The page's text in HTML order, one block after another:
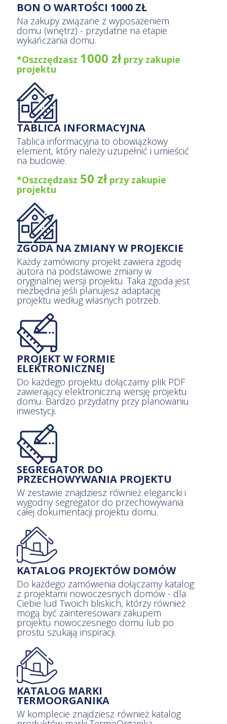
BON O WARTOŚCI 1000 ZŁ
Na zakupy związane z wyposażeniem
domu (wnętrz) - przydatne na etapie
wykańczania domu.
*Oszczędzasz 1000 złprzy zakupie
projektu
TABLICA INFORMACYJNA
Tablica informacyjna to obowiązkowy
element, który należy uzupełnić i umieścić
na budowie.
*Oszczędzasz 50 złprzy zakupie
projektu
ZGODA NA ZMIANY W PROJEKCIE
Każdy zamówiony projekt zawiera zgodę
autora na podstawowe zmiany w
oryginalnej wersji projektu. Taka zgoda jest
niezbędna jeśli planujesz adaptację
projektu według własnych potrzeb.
PROJEKT W FORMIE
ELEKTRONICZNEJ
Do każdego projektu dołączamy plik PDF
zawierający elektroniczną wersję projektu
domu. Bardzo przydatny przy planowaniu
inwestycji.
SEGREGATOR DO
PRZECHOWYWANIA PROJEKTU
W zestawie znajdziesz również elegancki i
wygodny segregator do przechowywania
całej dokumentacji projektu domu.
KATALOG PROJEKTÓW DOMÓW
Do każdego zamówienia dołączamy katalog
z projektami nowoczesnych domów - dla
Ciebie lud Twoich bliskich, którzy również
mogą być zainteresowani zakupem
projektu nowoczesnego domu lub po
prostu szukają inspiracji.
KATALOG MARKI
TERMOORGANIKA
W komplecie znajdziesz również katalog